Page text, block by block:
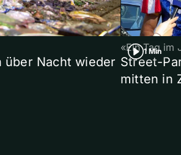
über Nacht wieder
1 Min
«Ein Tag im
Street-
mitten in